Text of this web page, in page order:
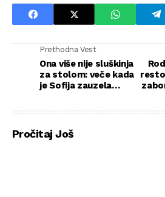
Prethodna Vest
Ona više nije sluškinja
za stolom: veče kada
je Sofija zauzela
Pročitaj Još